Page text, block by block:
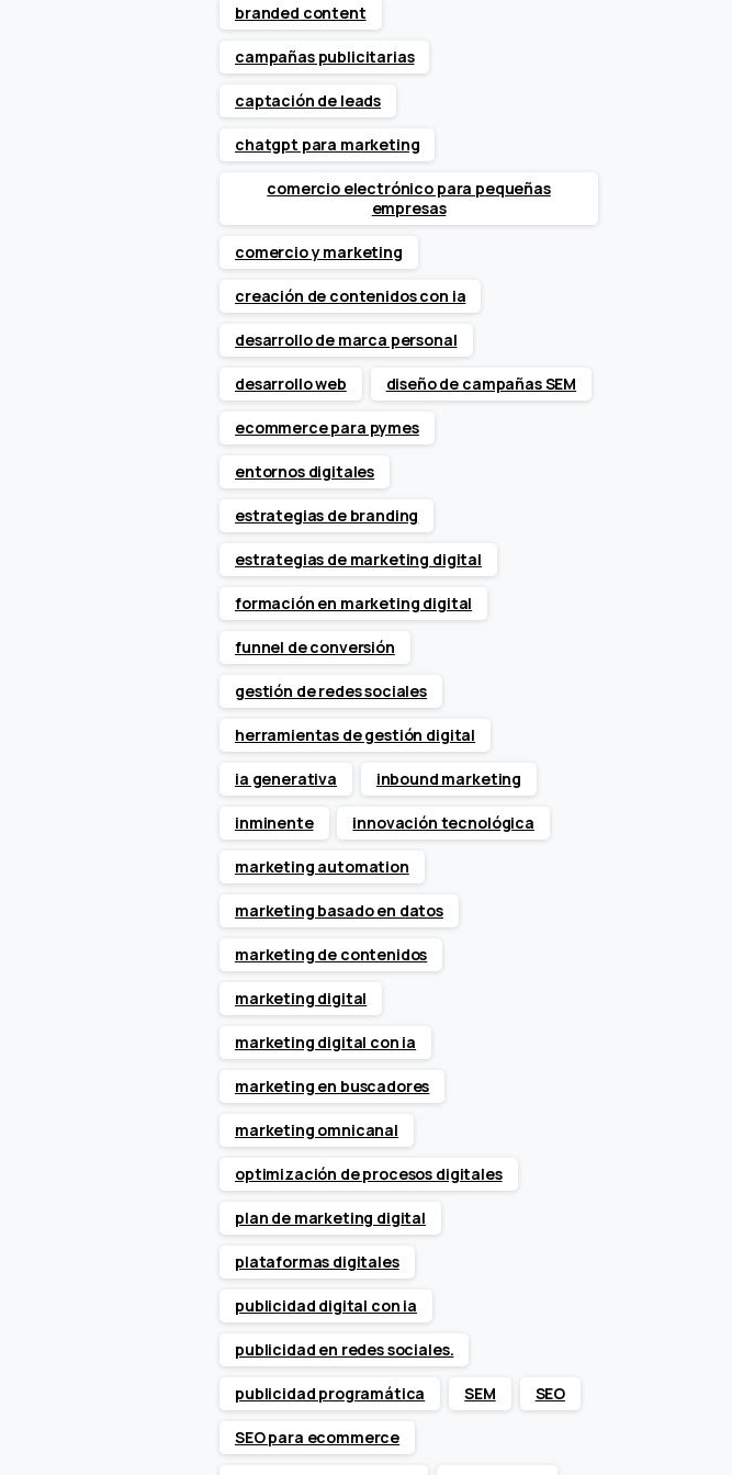
branded content
campañas publicitarias
captación de leads
chatgpt para marketing
comercio electrónico para pequeñas
empresas
comercio y marketing
creación de contenidos con ia
desarrollo de marca personal
desarrollo web diseño de campañas SEM
ecommerce para pymes
entornos digitales
estrategias de branding
estrategias de marketing digital
formación en marketing digital
funnel de conversión
gestión de redes sociales
herramientas de gestión digital
ia generativa inbound marketing
inminente innovación tecnológica
marketing automation
marketing basado en datos
marketing de contenidos
marketing digital
marketing digital con ia
marketing en buscadores
marketing omnicanal
optimización de procesos digitales
plan de marketing digital
plataformas digitales
publicidad digital con ia
publicidad en redes sociales.
publicidad programática SEM SEO
SEO para ecommerce